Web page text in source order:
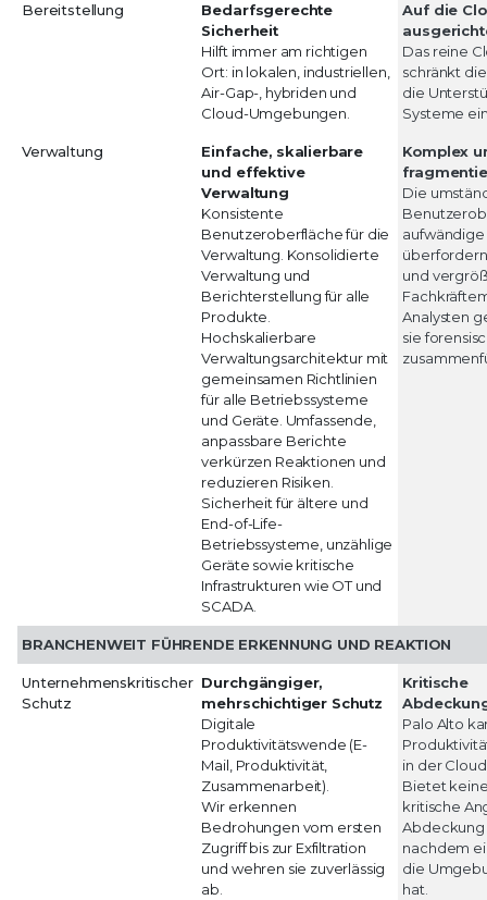
Bereitstellung
Bedarfsgerechte
Sicherheit
Hilft immer am richtigen
Ort: in lokalen, industriellen,
Air-Gap-, hybriden und
Cloud-Umgebungen.
Auf die
Das reine
schränkt
die
Systeme
Verwaltung
Einfache, skalierbare
und effektive
Verwaltung
Konsistente
Benutzeroberfläche für die
Verwaltung. Konsolidierte
Verwaltung und
Berichterstellung für alle
Produkte.
Hochskalierbare
Verwaltungsarchitektur mit
gemeinsamen Richtlinien
für alle Betriebssysteme
und Geräte. Umfassende,
anpassbare Berichte
verkürzen Reaktionen und
reduzieren Risiken.
Sicherheit für ältere und
End-of-Life-
Betriebssysteme, unzählige
Geräte sowie kritische
Infrastrukturen wie OT und
SCADA.
Komplex
Die
und
Analysten
sie
BRANCHENWEIT FÜHRENDE ERKENNUNG UND REAKTION
Unternehmenskritischer
Schutz
Durchgängiger,
mehrschichtiger Schutz
Digitale
Produktivitätswende (E-
Mail, Produktivität,
Zusammenarbeit).
Wir erkennen
Bedrohungen vom ersten
Zugriff bis zur Exfiltration
und wehren sie zuverlässig
ab.
Kritische
Palo Alto
in der
Bietet
kritische
nachdem
die
hat.